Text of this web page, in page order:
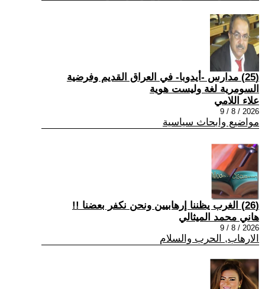
(25) مدارس -أيدوبا- في العراق القديم وفرضية
السومرية لغة وليست هوية
علاء اللامي
2026 / 8 / 9
مواضيع وابحاث سياسية
(26) الغرب يظننا إرهابيين ونحن نكفر بعضنا !!
هاني محمد الميثالي
2026 / 8 / 9
الارهاب, الحرب والسلام